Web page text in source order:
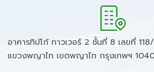
อาคารทิปโก้ ทาวเวอร์ 2 ชั้นที่ 8 เลขที่
แขวงพญาไท เขตพญาไท กรุงเทพฯ